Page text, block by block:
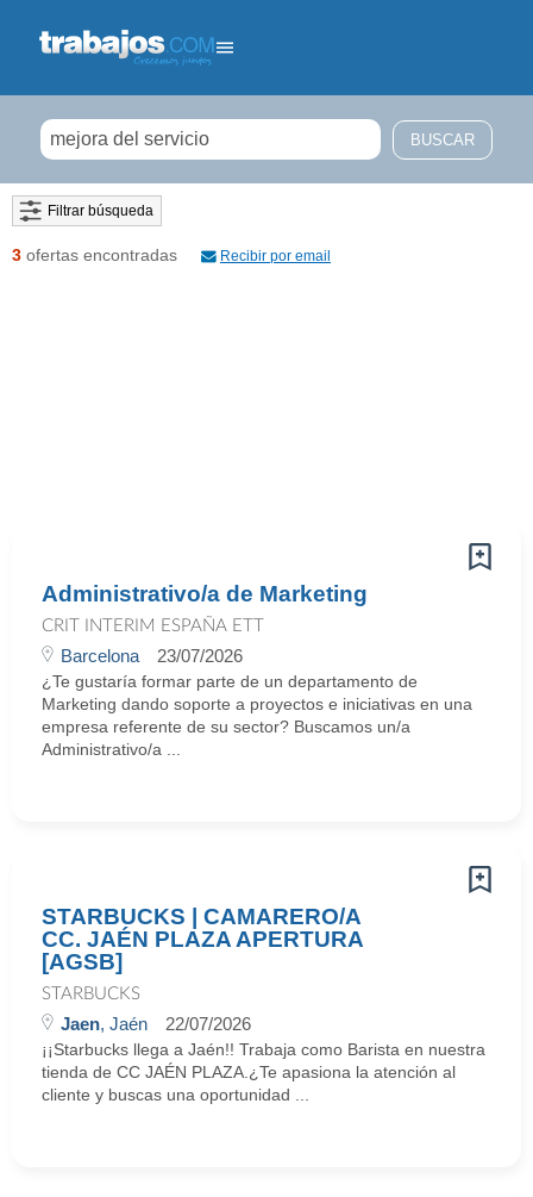
Filtrar búsqueda
3 ofertas encontradas Recibir por email
Administrativo/a de Marketing
CRIT INTERIM ESPAÑA ETT
Barcelona 23/07/2026
¿Te gustaría formar parte de un departamento de
Marketing dando soporte a proyectos e iniciativas en una
empresa referente de su sector? Buscamos un/a
Administrativo/a ...
STARBUCKS | CAMARERO/A
CC. JAÉN PLAZA APERTURA
[AGSB]
STARBUCKS
Jaen, Jaén 22/07/2026
¡¡Starbucks llega a Jaén!! Trabaja como Barista en nuestra
tienda de CC JAÉN PLAZA.¿Te apasiona la atención al
cliente y buscas una oportunidad ...